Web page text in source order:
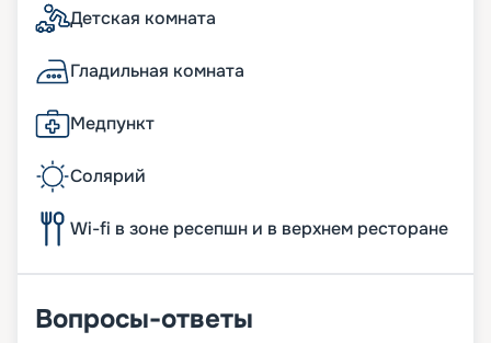
Детская комната
Гладильная комната
Медпункт
Солярий
Wi-fi в зоне ресепшн и в верхнем ресторане
Вопросы-ответы